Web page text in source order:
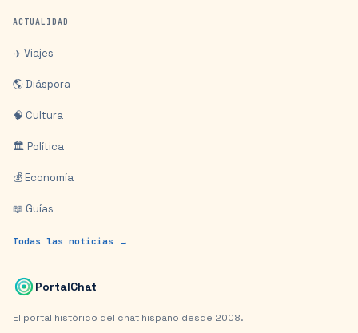
ACTUALIDAD
✈️ Viajes
🌎 Diáspora
🧠 Cultura
🏛️ Política
💰 Economía
📖 Guías
Todas las noticias →
PortalChat
El portal histórico del chat hispano desde 2008.